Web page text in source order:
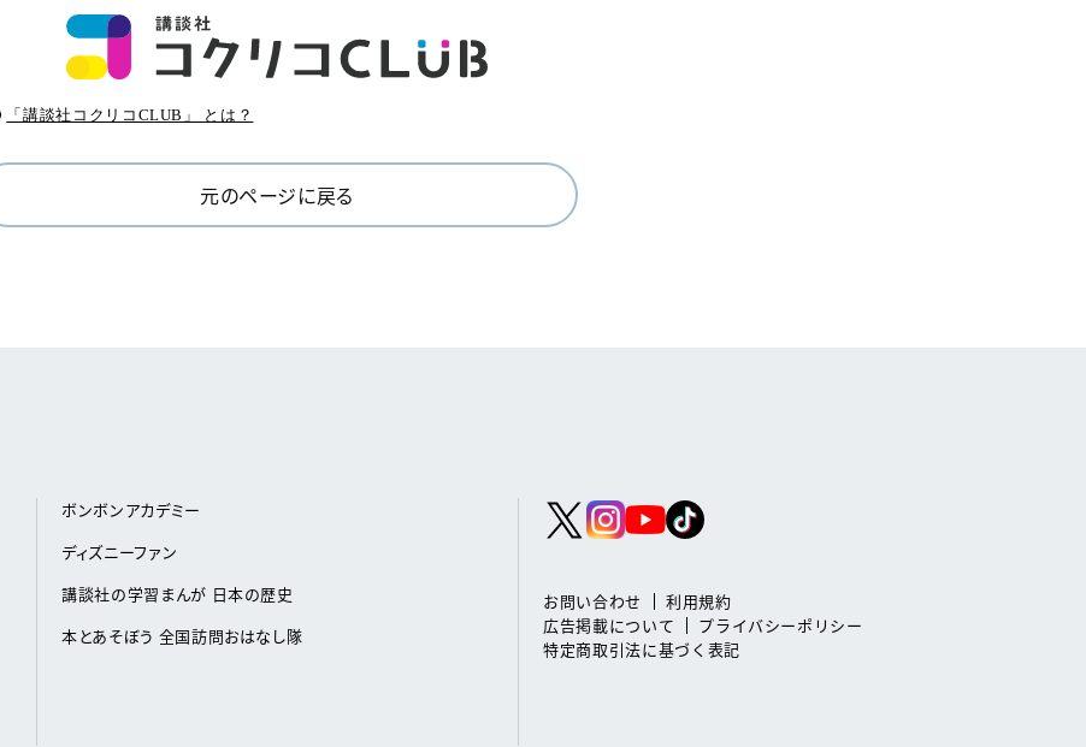
「講談社コクリコCLUB」 とは？
元のページに戻る
ボンボンアカデミー
ディズニーファン
講談社の学習まんが 日本の歴史
本とあそぼう 全国訪問おはなし隊
お問い合わせ
利用規約
広告掲載について
プライバシーポリシー
特定商取引法に基づく表記